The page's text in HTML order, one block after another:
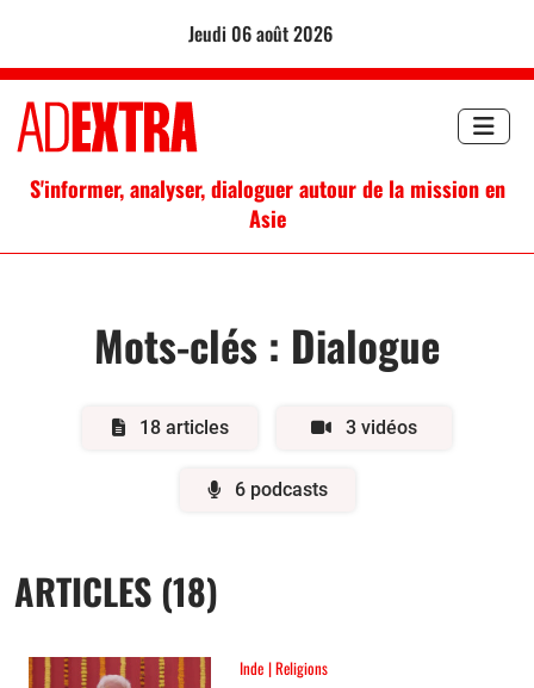
jeudi 06 août 2026
S'informer, analyser, dialoguer autour de la mission en
Asie
Mots-clés : Dialogue
18 articles 3 vidéos
6 podcasts
ARTICLES (18)
Inde Religions